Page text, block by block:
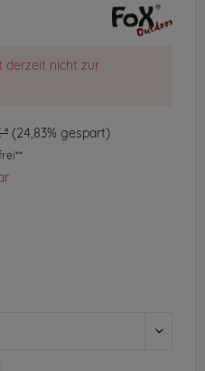
derzeit nicht zur
* (24,83% gespart)